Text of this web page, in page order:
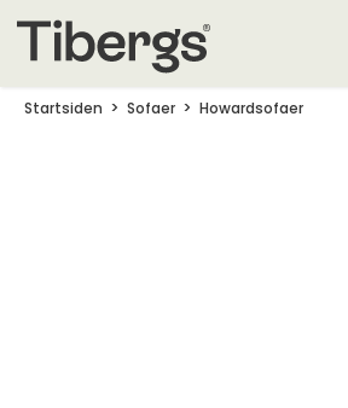
Startsiden Sofaer Howardsofaer